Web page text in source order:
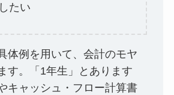
たい
体例を用いて、会計のモヤ
す。「1年生」とあります
キャッシュ・フロー計算書